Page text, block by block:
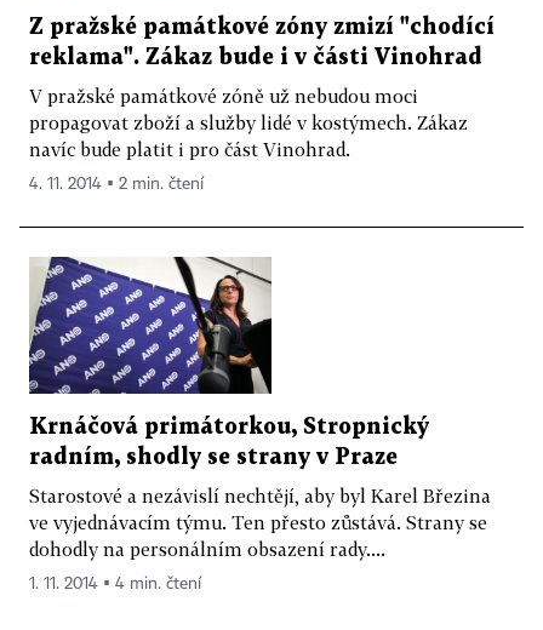
Z pražské památkové zóny zmizí "chodící
reklama". Zákaz bude i v části Vinohrad
V pražské památkové zóně už nebudou moci
propagovat zboží a služby lidé v kostýmech. Zákaz
navíc bude platit i pro část Vinohrad.
4. 11. 2014 ▪ 2 min. čtení
Krnáčová primátorkou, Stropnický
radním, shodly se strany v Praze
Starostové a nezávislí nechtějí, aby byl Karel Březina
ve vyjednávacím týmu. Ten přesto zůstává. Strany se
dohodly na personálním obsazení rady....
1. 11. 2014 ▪ 4 min. čtení